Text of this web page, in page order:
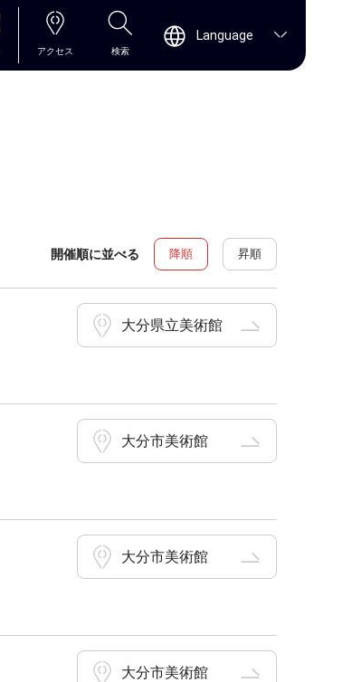
アクセス 検索
Language
開催順に並べる 降順 昇順
大分県立美術館
大分市美術館
大分市美術館
大分市美術館